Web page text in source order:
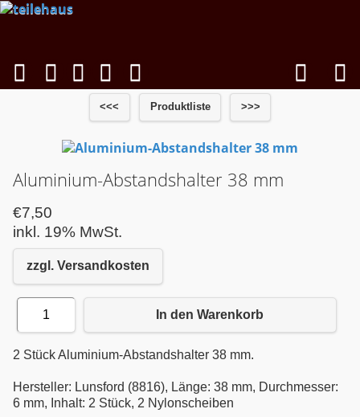
<<< Produktliste >>>
Aluminium-Abstandshalter 38 mm
€7,50
inkl. 19% MwSt.
zzgl. Versandkosten
1 In den Warenkorb
2 Stück Aluminium-Abstandshalter 38 mm.
Hersteller: Lunsford (8816), Länge: 38 mm, Durchmesser:
6 mm, Inhalt: 2 Stück, 2 Nylonscheiben